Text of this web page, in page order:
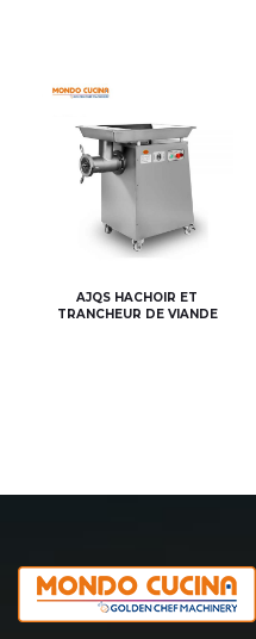
AJQS HACHOIR ET
TRANCHEUR DE VIANDE